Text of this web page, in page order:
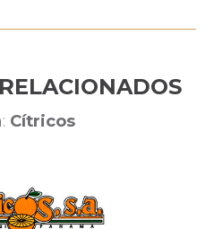
Cítricos